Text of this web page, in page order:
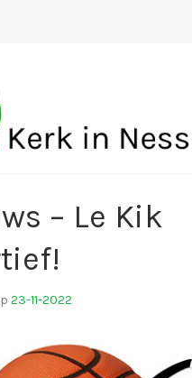
– Le Kik
23-11-2022
o
r